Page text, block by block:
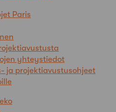
Paris
yhteystiedot
ja projektiavustusohjeet